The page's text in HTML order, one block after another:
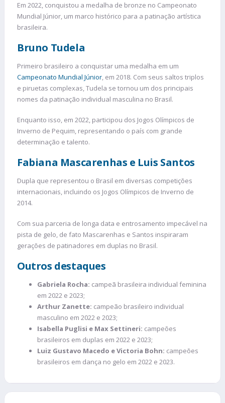
Em 2022, conquistou a medalha de bronze no Campeonato
Mundial Júnior, um marco histórico para a patinação artística
brasileira.
Bruno Tudela
Primeiro brasileiro a conquistar uma medalha em um
Campeonato Mundial Júnior, em 2018. Com seus saltos triplos
e piruetas complexas, Tudela se tornou um dos principais
nomes da patinação individual masculina no Brasil.
Enquanto isso, em 2022, participou dos Jogos Olímpicos de
Inverno de Pequim, representando o país com grande
determinação e talento.
Fabiana Mascarenhas e Luis Santos
Dupla que representou o Brasil em diversas competições
internacionais, incluindo os Jogos Olímpicos de Inverno de
2014.
Com sua parceria de longa data e entrosamento impecável na
pista de gelo, de fato Mascarenhas e Santos inspiraram
gerações de patinadores em duplas no Brasil.
Outros destaques
Gabriela Rocha: campeã brasileira individual feminina
em 2022 e 2023;
Arthur Zanette: campeão brasileiro individual
masculino em 2022 e 2023;
Isabella Puglisi e Max Settineri: campeões
brasileiros em duplas em 2022 e 2023;
Luiz Gustavo Macedo e Victoria Bohn: campeões
brasileiros em dança no gelo em 2022 e 2023.